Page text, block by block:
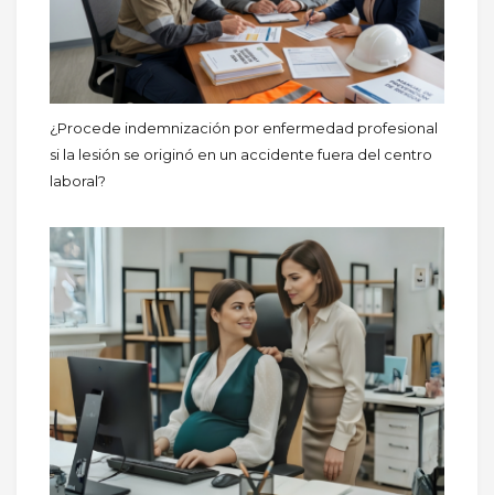
¿Procede indemnización por enfermedad profesional
si la lesión se originó en un accidente fuera del centro
laboral?